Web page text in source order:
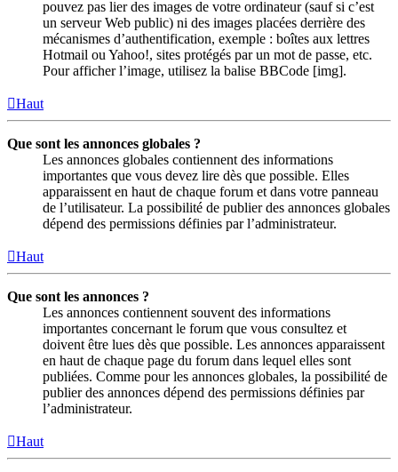
pouvez pas lier des images de votre ordinateur (sauf si c’est
un serveur Web public) ni des images placées derrière des
mécanismes d’authentification, exemple : boîtes aux lettres
Hotmail ou Yahoo!, sites protégés par un mot de passe, etc.
Pour afficher l’image, utilisez la balise BBCode [img].
Haut
Que sont les annonces globales ?
Les annonces globales contiennent des informations
importantes que vous devez lire dès que possible. Elles
apparaissent en haut de chaque forum et dans votre panneau
de l’utilisateur. La possibilité de publier des annonces globales
dépend des permissions définies par l’administrateur.
Haut
Que sont les annonces ?
Les annonces contiennent souvent des informations
importantes concernant le forum que vous consultez et
doivent être lues dès que possible. Les annonces apparaissent
en haut de chaque page du forum dans lequel elles sont
publiées. Comme pour les annonces globales, la possibilité de
publier des annonces dépend des permissions définies par
l’administrateur.
Haut